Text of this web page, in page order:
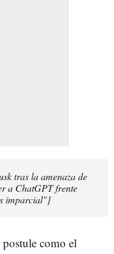
tras la amenaza de
a ChatGPT frente
imparcial"]
como el